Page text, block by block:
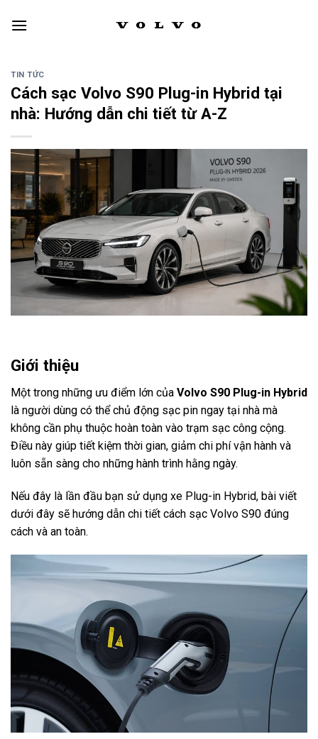
TIN TỨC
Cách sạc Volvo S90 Plug-in Hybrid tại
nhà: Hướng dẫn chi tiết từ A-Z
Giới thiệu
Một trong những ưu điểm lớn của Volvo S90 Plug-in Hybrid
là người dùng có thể chủ động sạc pin ngay tại nhà mà
không cần phụ thuộc hoàn toàn vào trạm sạc công cộng.
Điều này giúp tiết kiệm thời gian, giảm chi phí vận hành và
luôn sẵn sàng cho những hành trình hằng ngày.
Nếu đây là lần đầu bạn sử dụng xe Plug-in Hybrid, bài viết
dưới đây sẽ hướng dẫn chi tiết cách sạc Volvo S90 đúng
cách và an toàn.